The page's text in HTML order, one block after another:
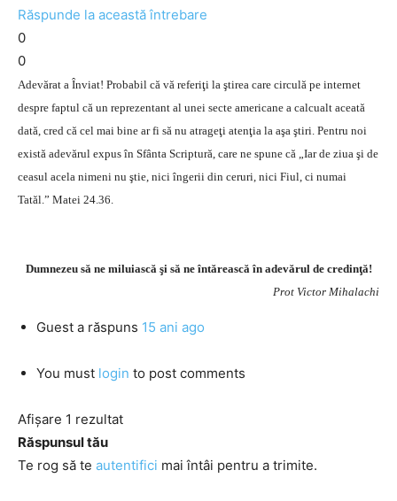
Răspunde la această întrebare
0
0
Adevărat a Înviat! Probabil că vă referiţi la ştirea care circulă pe internet
despre faptul că un reprezentant al unei secte americane a calcualt aceată
dată, cred că cel mai bine ar fi să nu atrageţi atenţia la aşa ştiri. Pentru noi
există adevărul expus în Sfânta Scriptură, care ne spune că „Iar de ziua şi de
ceasul acela nimeni nu ştie, nici îngerii din ceruri, nici Fiul, ci numai
Tatăl.” Matei 24.36.
Dumnezeu să ne miluiască şi să ne întărească în adevărul de credinţă!
Prot Victor Mihalachi
Guest a răspuns 15 ani ago
You must login to post comments
Afișare 1 rezultat
Răspunsul tău
Te rog să te autentifici mai întâi pentru a trimite.